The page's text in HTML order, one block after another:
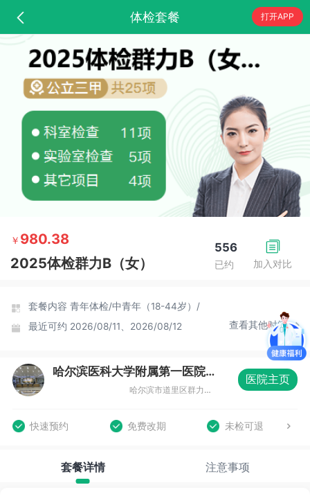
体检套餐 打开APP
加入对比
556
已约
￥ 980.38
2025体检群力B（女）
套餐内容 青年体检/中青年（18-44岁）/
最近可约 2026/08/11、2026/08/12 查看其他时间
哈尔滨医科大学附属第一医院体检中心群力院区
哈尔滨市道里区群力第七大道2075号体检中心
医院主页
快速预约 免费改期 未检可退
套餐详情 注意事项